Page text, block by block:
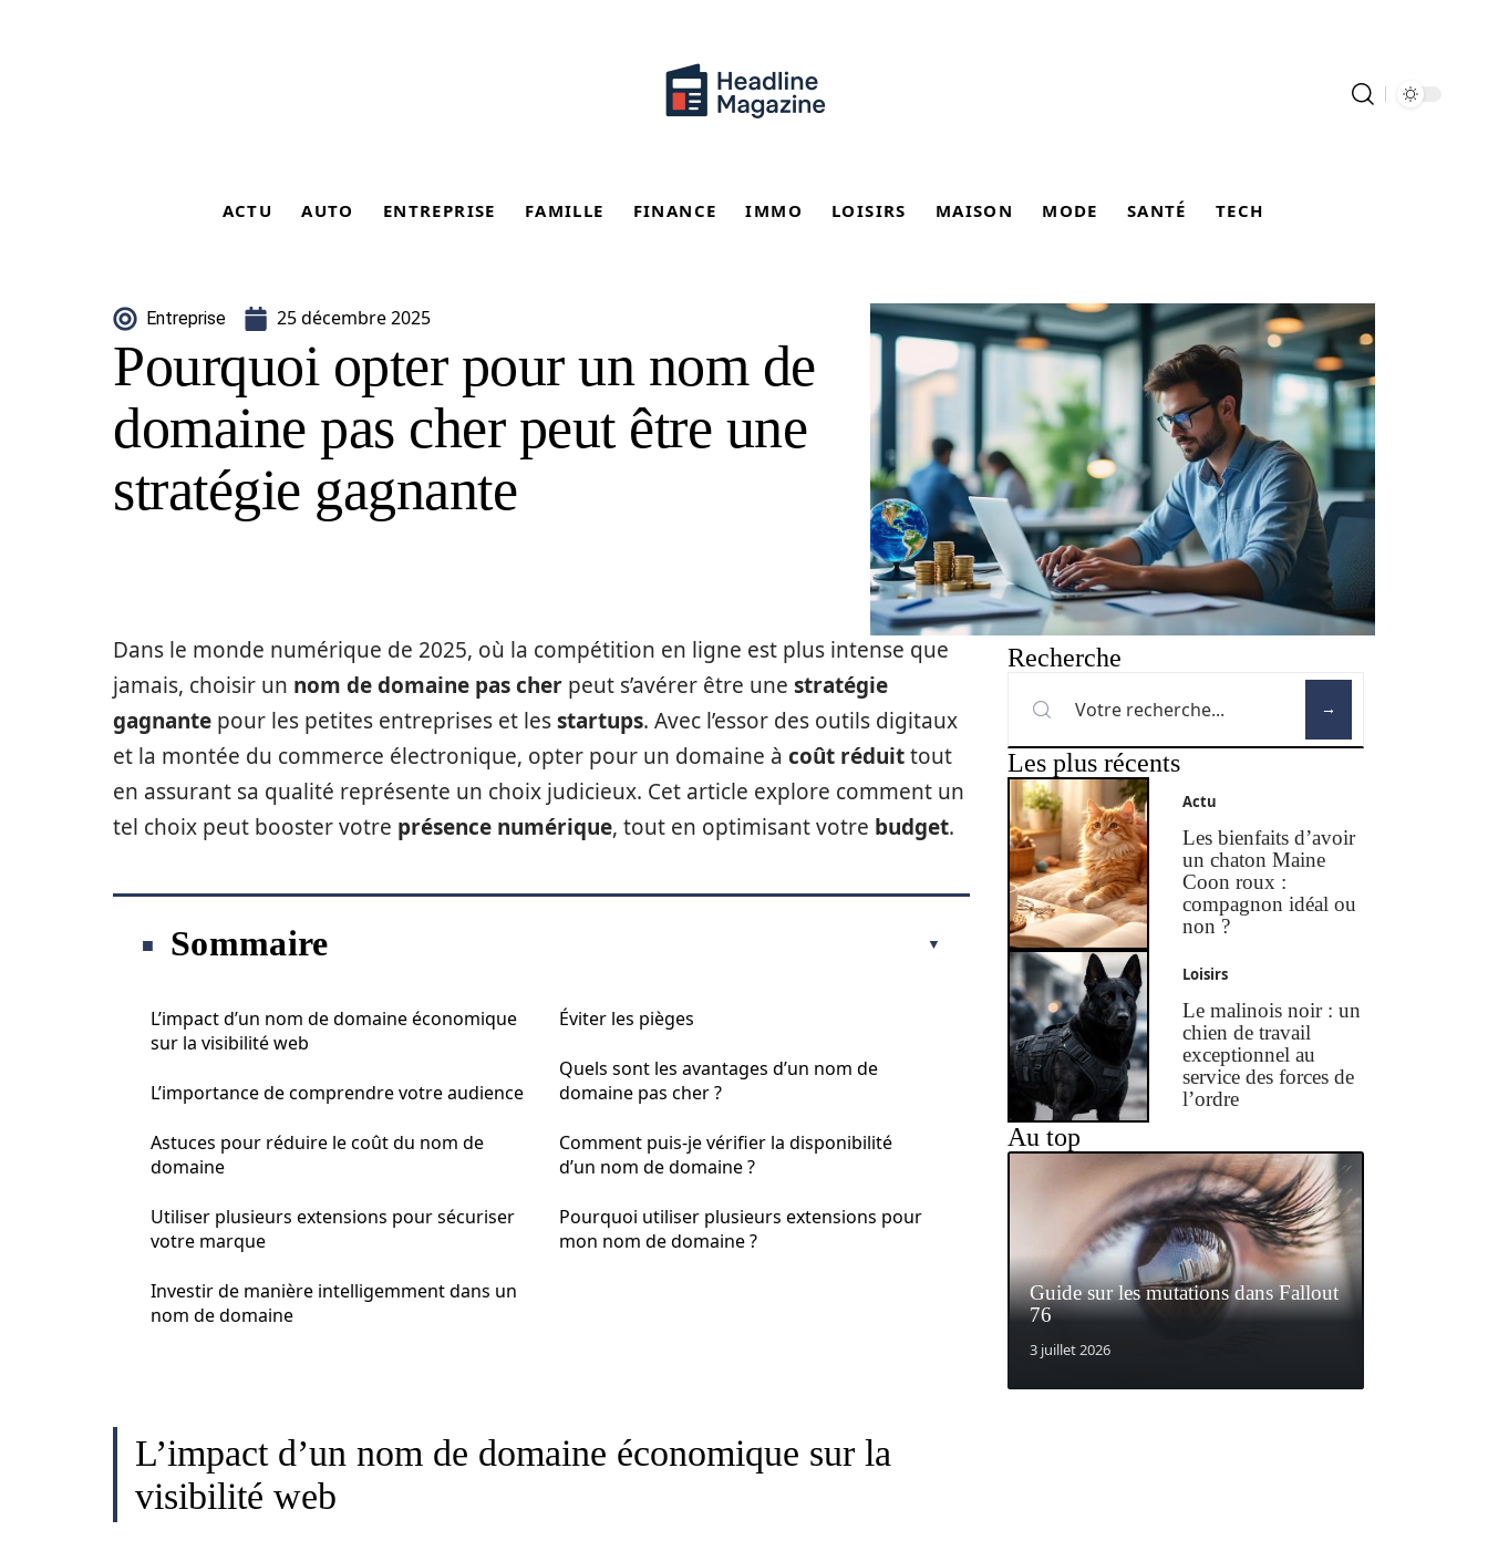
ACTU AUTO ENTREPRISE FAMILLE FINANCE IMMO LOISIRS MAISON MODE SANTÉ TECH
Entreprise 25 décembre 2025
Pourquoi opter pour un nom de
domaine pas cher peut être une
stratégie gagnante
Dans le monde numérique de 2025, où la compétition en ligne est plus intense que
jamais, choisir un nom de domaine pas cher peut s’avérer être une stratégie
gagnante pour les petites entreprises et lesstartups. Avec l’essor des outils digitaux
et la montée du commerce électronique, opter pour un domaine à coût réduittout
en assurant sa qualité représente un choix judicieux. Cet article explore comment un
tel choix peut booster votre présence numérique, tout en optimisant votre budget.
Sommaire
L’impact d’un nom de domaine économique
sur la visibilité web
L’importance de comprendre votre audience
Astuces pour réduire le coût du nom de
domaine
Utiliser plusieurs extensions pour sécuriser
votre marque
Investir de manière intelligemment dans un
nom de domaine
Éviter les pièges
Quels sont les avantages d’un nom de
domaine pas cher ?
Comment puis-je vérifier la disponibilité
d’un nom de domaine ?
Pourquoi utiliser plusieurs extensions pour
mon nom de domaine ?
L’impact d’un nom de domaine économique sur la
visibilité web
Recherche
Les plus récents
Actu
Les bienfaits d’avoir
un chaton Maine
Coon roux :
compagnon idéal ou
non ?
Loisirs
Le malinois noir : un
chien de travail
exceptionnel au
service des forces de
l’ordre
Au top
Guide sur les mutations dans Fallout
76
3 juillet 2026